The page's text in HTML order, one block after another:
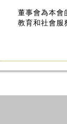
董事會為本會
教育和社會服